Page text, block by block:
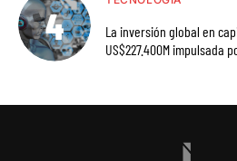
La inversión global en
US$227.400M impulsada